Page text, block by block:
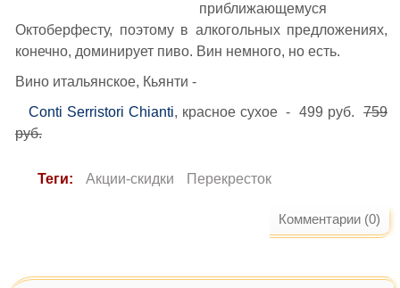
приближающемуся
Октоберфесту, поэтому в алкогольных предложениях,
конечно, доминирует пиво. Вин немного, но есть.
Вино итальянское, Кьянти -
Conti Serristori Chianti, красное сухое - 499 руб.759
руб.
Теги: Акции-скидки Перекресток
Комментарии (0)